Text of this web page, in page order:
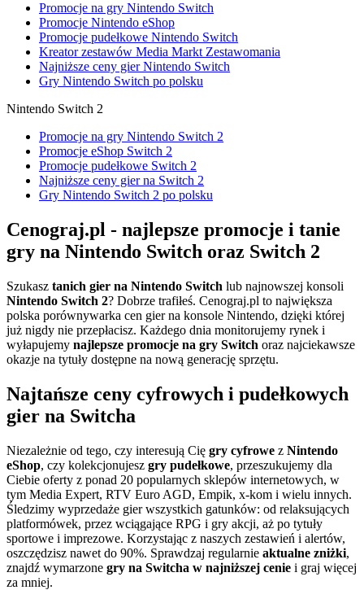
Promocje na gry Nintendo Switch
Promocje Nintendo eShop
Promocje pudełkowe Nintendo Switch
Kreator zestawów Media Markt Zestawomania
Najniższe ceny gier Nintendo Switch
Gry Nintendo Switch po polsku
Nintendo Switch 2
Promocje na gry Nintendo Switch 2
Promocje eShop Switch 2
Promocje pudełkowe Switch 2
Najniższe ceny gier na Switch 2
Gry Nintendo Switch 2 po polsku
Cenograj.pl - najlepsze promocje i tanie
gry na Nintendo Switch oraz Switch 2
Szukasz tanich gier na Nintendo Switch lub najnowszej konsoli
Nintendo Switch 2? Dobrze trafiłeś. Cenograj.pl to największa
polska porównywarka cen gier na konsole Nintendo, dzięki której
już nigdy nie przepłacisz. Każdego dnia monitorujemy rynek i
wyłapujemy najlepsze promocje na gry Switch oraz najciekawsze
okazje na tytuły dostępne na nową generację sprzętu.
Najtańsze ceny cyfrowych i pudełkowych
gier na Switcha
Niezależnie od tego, czy interesują Cię gry cyfrowe z Nintendo
eShop, czy kolekcjonujesz gry pudełkowe, przeszukujemy dla
Ciebie oferty z ponad 20 popularnych sklepów internetowych, w
tym Media Expert, RTV Euro AGD, Empik, x-kom i wielu innych.
Śledzimy wyprzedaże gier wszystkich gatunków: od relaksujących
platformówek, przez wciągające RPG i gry akcji, aż po tytuły
sportowe i imprezowe. Korzystając z naszych zestawień i alertów,
oszczędzisz nawet do 90%. Sprawdzaj regularnie aktualne zniżki,
znajdź wymarzone gry na Switcha w najniższej cenie i graj więcej
za mniej.